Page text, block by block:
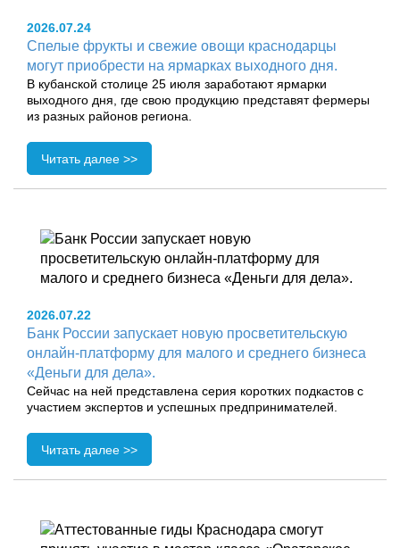
2026.07.24
Спелые фрукты и свежие овощи краснодарцы
могут приобрести на ярмарках выходного дня.
В кубанской столице 25 июля заработают ярмарки
выходного дня, где свою продукцию представят фермеры
из разных районов региона.
Читать далее >>
2026.07.22
Банк России запускает новую просветительскую
онлайн-платформу для малого и среднего бизнеса
«Деньги для дела».
Сейчас на ней представлена серия коротких подкастов с
участием экспертов и успешных предпринимателей.
Читать далее >>